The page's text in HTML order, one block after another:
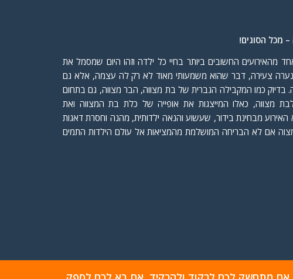
– מכל הסוגים!
מהאירועים החשובים ביותר בחיי כל ילדה וזהו היום שמסמל את
צעירה, דבר שהוא משמעותי מאוד לא רק לה עצמה, אלא גם
בדיוק כמו המקבילה הגברית של בת מצווה, הבר מצווה, גם בתחום
מצווה, כאלו המייצגות את אופייה של כלת בת המצווה ואת
האירוע מבחינת בידור, שעשוע והנאה ילדותית, מהנה וחסרת דאגות
אם לא הבריחה המושלמת מהמציאות אל עולם הילדות התמים